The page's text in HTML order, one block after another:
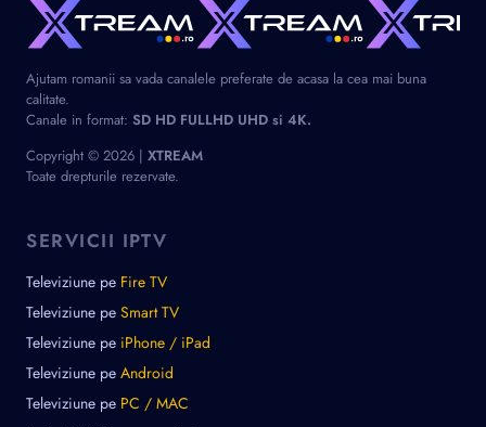
Ajutam romanii sa vada canalele preferate de acasa la cea mai buna
calitate.
Canale in format: SD HD FULLHD UHD si 4K.
Copyright © 2026 | XTREAM
Toate drepturile rezervate.
SERVICII IPTV
Televiziune pe Fire TV
Televiziune pe Smart TV
Televiziune pe iPhone / iPad
Televiziune pe Android
Televiziune pe PC / MAC